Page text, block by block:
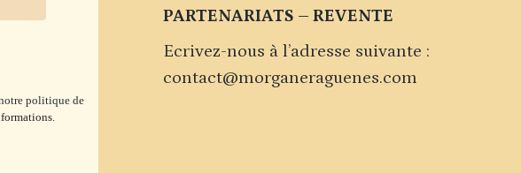
politique de
PARTENARIATS – REVENTE
Ecrivez-nous à l’adresse suivante :
contact@morganeraguenes.com